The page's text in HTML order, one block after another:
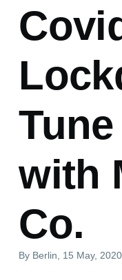
with
Co.
By Berlin , 15 May, 2020